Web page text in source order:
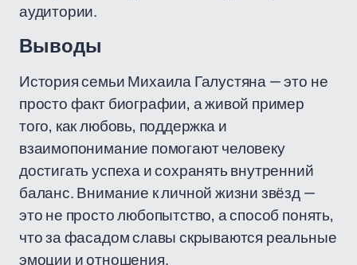
аудитории.
Выводы
История семьи Михаила Галустяна — это не
просто факт биографии, а живой пример
того, как любовь, поддержка и
взаимопонимание помогают человеку
достигать успеха и сохранять внутренний
баланс. Внимание к личной жизни звёзд —
это не просто любопытство, а способ понять,
что за фасадом славы скрываются реальные
эмоции и отношения.